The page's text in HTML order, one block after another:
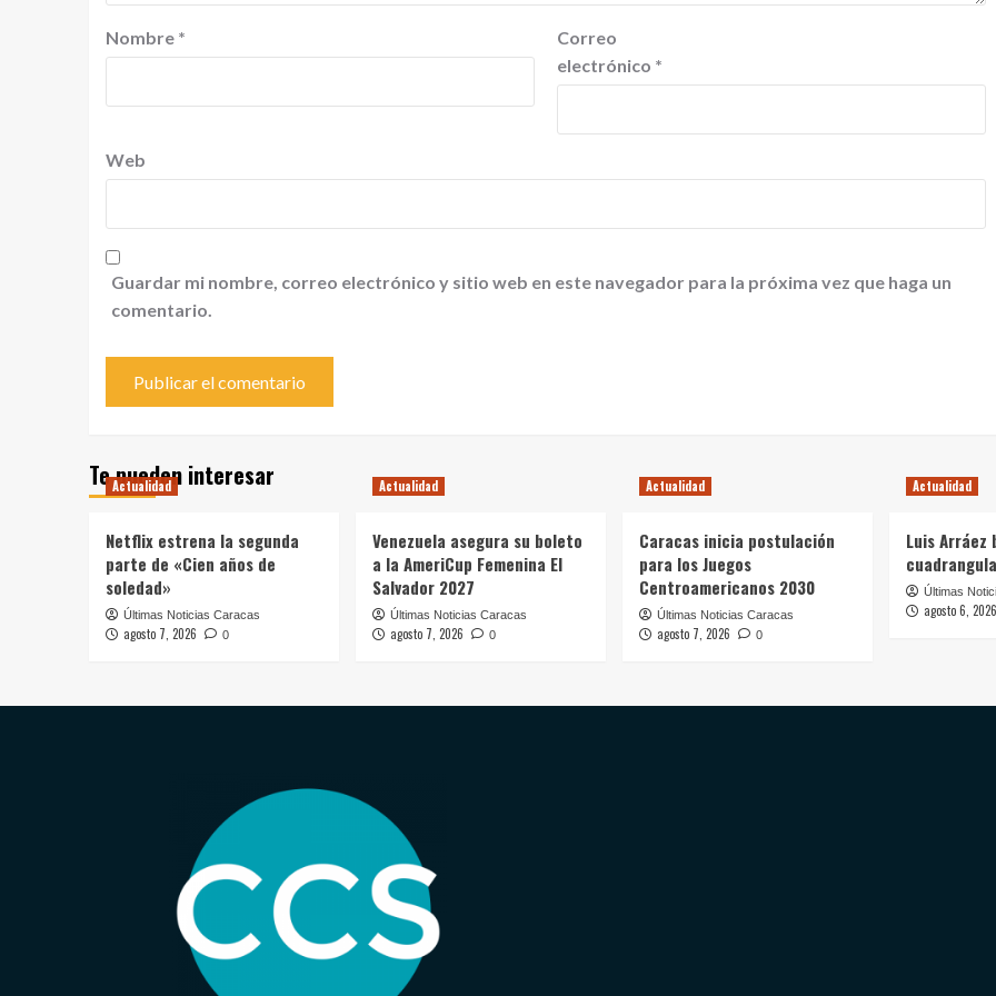
Nombre *
Correo
electrónico *
Web
Guardar mi nombre, correo electrónico y sitio web en este navegador para la próxima vez que haga un
comentario.
Te pueden interesar
Actualidad
Netflix estrena la segunda
parte de «Cien años de
soledad»
Últimas Noticias Caracas
agosto 7, 2026 0
Actualidad
Venezuela asegura su boleto
a la AmeriCup Femenina El
Salvador 2027
Últimas Noticias Caracas
agosto 7, 2026 0
Actualidad
Caracas inicia postulación
para los Juegos
Centroamericanos 2030
Últimas Noticias Caracas
agosto 7, 2026 0
Actualidad
Luis Arráez
Últimas
agosto 6, 2026